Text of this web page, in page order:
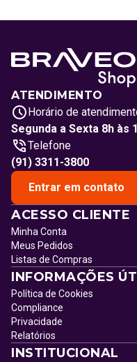
ATENDIMENTO
Horário de
Segunda a Sexta 8h às
Telefone
(91) 3311-3800
Entrar em contato
ACESSO CLIENTE
Minha Conta
Meus Pedidos
Listas de Compras
INFORMAÇÕES
Política de Cookies
Compliance
Privacidade
Relatórios
INSTITUCIONAL